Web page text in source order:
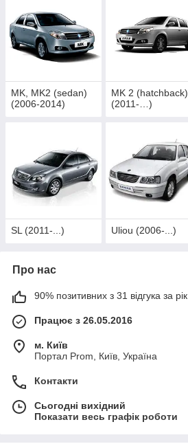
MK, MK2 (sedan)
(2006-2014)
MK 2 (hatchback)
(2011-…)
SL (2011-...) Uliou (2006-...)
Про нас
90% позитивних з 31 відгука за рік
Працює з 26.05.2016
м. Київ
Портал Prom, Київ, Україна
Контакти
Сьогодні вихідний
Показати весь графік роботи